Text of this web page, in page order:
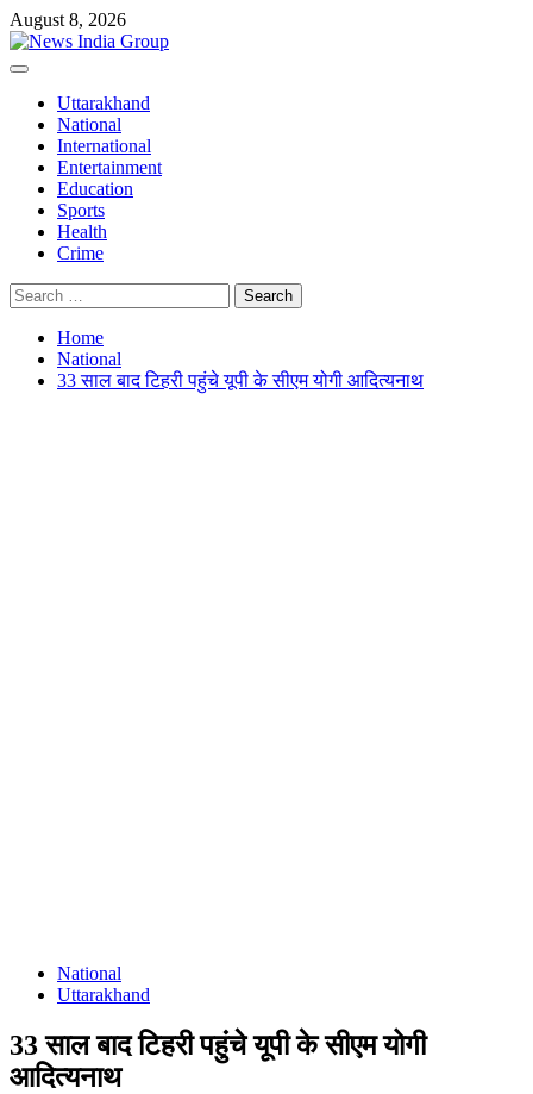
Skip
to
content
August 8, 2026
Primary
Uttarakhand
National
International
Entertainment
Education
Sports
Health
Crime
Search
for:
Home
National
33 साल बाद टिहरी पहुंचे यूपी के सीएम योगी आदित्यनाथ
National
Uttarakhand
33 साल बाद टिहरी पहुंचे यूपी के सीएम योगी
आदित्यनाथ